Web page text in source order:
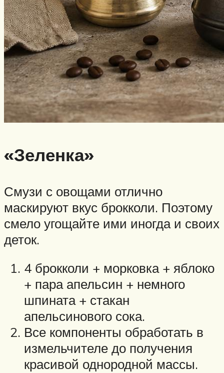
«Зеленка»
Смузи с овощами отлично
маскируют вкус брокколи. Поэтому
смело угощайте ими иногда и своих
деток.
4 брокколи + морковка + яблоко
+ пара апельсин + немного
шпината + стакан
апельсинового сока.
Все компоненты обработать в
измельчителе до получения
красивой однородной массы.